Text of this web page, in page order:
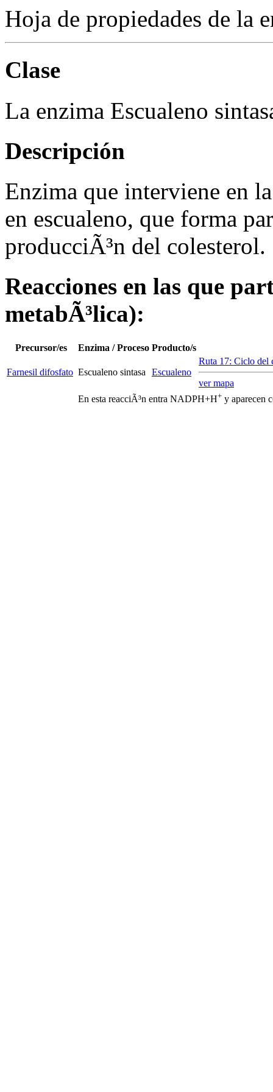
Hoja de propiedades de la
Clase
La enzima Escualeno
Descripción
Enzima que interviene en
en escualeno, que forma
producciÃ³n del colesterol.
Reacciones en las que
metabÃ³lica):
Precursor/es Enzima / Proceso Producto/s
Farnesil difosfato Escualeno sintasa Escualeno
Ruta 17: Ciclo del
ver mapa
En esta reacciÃ³n entra NADPH+H+ y aparecen